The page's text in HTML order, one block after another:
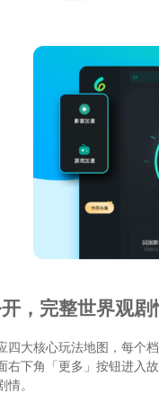
，完整世界观剧
四大核心玩法地图，每个
右下角「更多」按钮进入
。